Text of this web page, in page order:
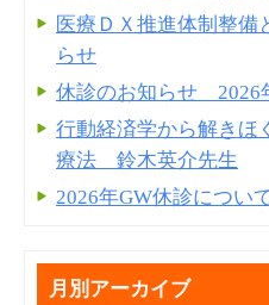
医療ＤＸ推進体制整備
らせ
休診のお知らせ 2026
行動経済学から解きほ
療法 鈴木英介先生
2026年GW休診につい
月別アーカイブ